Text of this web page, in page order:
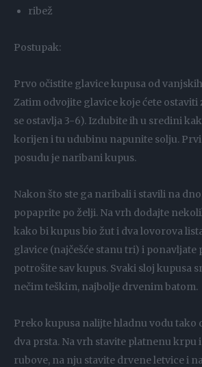
ribež
Postupak:
Prvo očistite glavice kupusa od
Zatim odvojite glavice koje ćete ostaviti
se ostavlja 3-6). Izdubite ih u sredini
korijen i tu udubinu napunite solju.
posudu je naribani kupus.
Nakon što ste ga naribali i stavili na
popaprite po želji. Na vrh dodajte
kako bi kupus bio žut i dva lovorova
glavice (najčešće stanu tri) i ponavljate
potrošite sav kupus. Svaki sloj kupusa
nečim teškim, najbolje drvenim batom.
Preko kupusa nalijte hladnu vodu tako
dva prsta. Na vrh stavite platnenu krpu
rubove, na nju stavite drvene letvice i